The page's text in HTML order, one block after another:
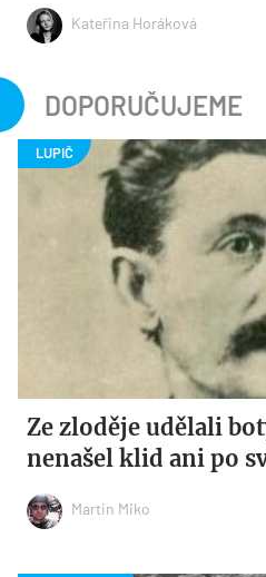
Kateřina Horáková
DOPORUČUJEME
Ze zloděje udělali
nenašel klid ani po
Martin Miko